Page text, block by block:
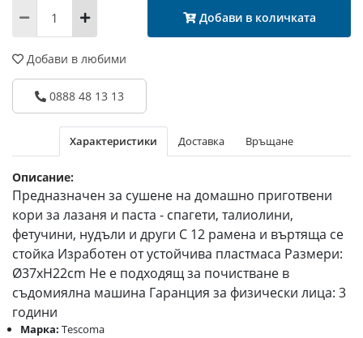
Добави в количката
Добави в любими
0888 48 13 13
Характеристики Доставка Връщане
Описание:
Предназначен за сушене на домашно приготвени
кори за лазаня и паста - спагети, талиолини,
фетучини, нудъли и други С 12 рамена и въртяща се
стойка Изработен от устойчива пластмаса Размери:
Ø37xH22cm Не е подходящ за почистване в
съдомиялна машина Гаранция за физически лица: 3
години
Марка: Tescoma